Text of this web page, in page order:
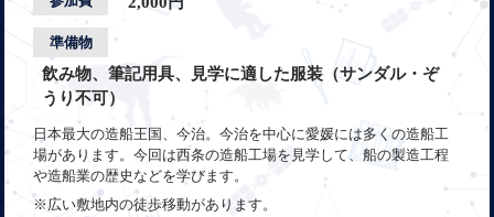
準備物
飲み物、筆記用具、見学に適した服装（サンダル・ぞ
うり不可）
日本最大の造船王国、今治。今治を中心に愛媛には多くの造船工
場があります。今回は西条の造船工場を見学して、船の製造工程
や造船業の歴史などを学びます。
※広い敷地内の徒歩移動があります。